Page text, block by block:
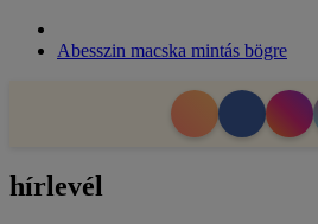
Abesszin macska mintás bögre
hírlevél